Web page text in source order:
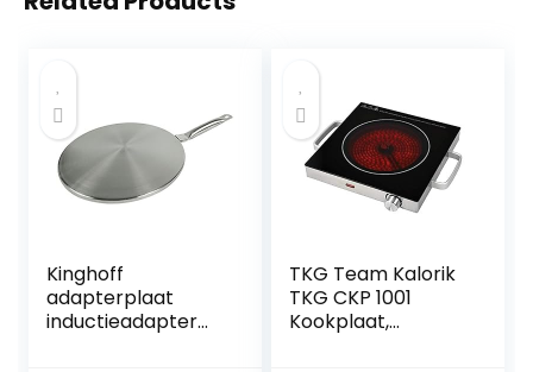
Kinghoff
adapterplaat
inductieadapter
TKG Team Kalorik
TKG CKP 1001
Kookplaat,